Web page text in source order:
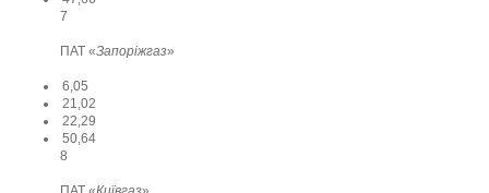
7
ПАТ «Запоріжгаз»
6,05
21,02
22,29
50,64
8